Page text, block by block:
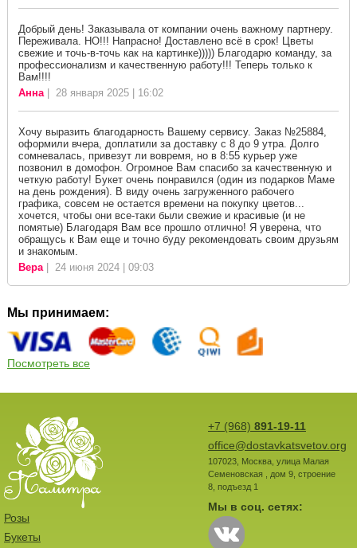
Добрый день! Заказывала от компании очень важному партнеру.
Переживала. НО!!! Напрасно! Доставлено всё в срок! Цветы
свежие и точь-в-точь как на картинке))))) Благодарю команду, за
профессионализм и качественную работу!!! Теперь только к
Вам!!!!
Анна| 28 января 2025 | 16:02
Хочу выразить благодарность Вашему сервису. Заказ №25884,
оформили вчера, доплатили за доставку с 8 до 9 утра. Долго
сомневалась, привезут ли вовремя, но в 8:55 курьер уже
позвонил в домофон. Огромное Вам спасибо за качественную и
четкую работу! Букет очень понравился (один из подарков Маме
на день рождения). В виду очень загруженного рабочего
графика, совсем не остается времени на покупку цветов...
хочется, чтобы они все-таки были свежие и красивые (и не
помятые) Благодаря Вам все прошло отлично! Я уверена, что
обращусь к Вам еще и точно буду рекомендовать своим друзьям
и знакомым.
Вера| 24 июня 2024 | 09:03
Мы принимаем:
Посмотреть все
+7 (968) 891-19-11
office@dostavkatsvetov.org
107023, Москва, улица Малая
Семеновская , дом 9, строение
8, подъезд 1
Мы в соц. сетях:
Розы
Букеты